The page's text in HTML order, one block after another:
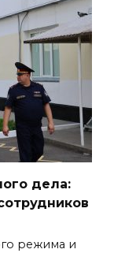
дела:
режима и